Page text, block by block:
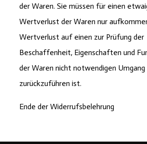
der Waren. Sie müssen für einen
Wertverlust der Waren nur
Wertverlust auf einen zur Prüfung der
Beschaffenheit, Eigenschaften und
der Waren nicht notwendigen
zurückzuführen ist.
Ende der Widerrufsbelehrung